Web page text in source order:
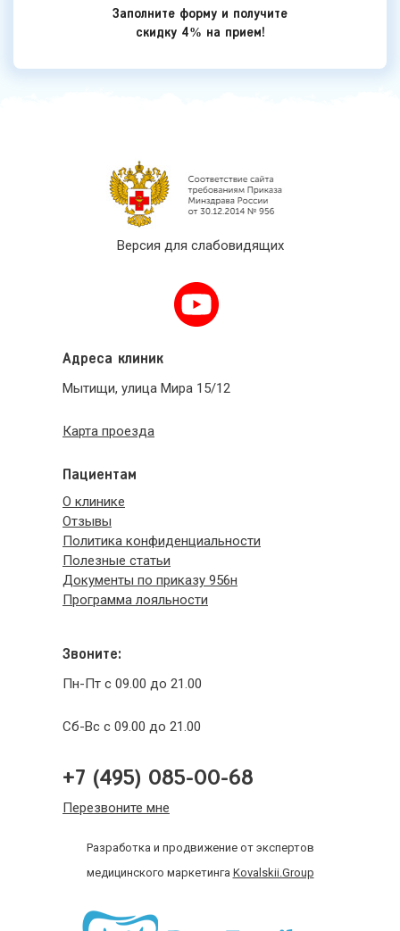
Заполните форму и получите
скидку 4% на прием!
Версия для слабовидящих
Адреса клиник
Мытищи, улица Мира 15/12
Карта проезда
Пациентам
О клинике
Отзывы
Политика конфиденциальности
Полезные статьи
Документы по приказу 956н
Программа лояльности
Звоните:
Пн-Пт с 09.00 до 21.00
Сб-Вс с 09.00 до 21.00
+7 (495) 085-00-68
Перезвоните мне
Разработка и продвижение от экспертов
медицинского маркетинга Kovalskii.Group